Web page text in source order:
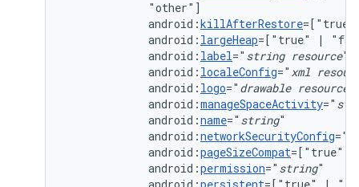
android:killAfterRestore=["true"
android: largeHeap=["true"
|
android: label=" string resource
android: localeConfig=" xml
android: logo=" drawable resource
android:manageSpaceActivity="
android:name=" string
android:networkSecurityConfig="
android:pageSizeCompat=["true"
android:permission=" string